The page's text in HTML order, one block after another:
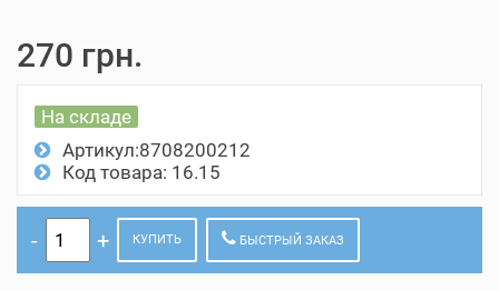
270 грн.
На складе
Артикул:8708200212
Код товара: 16.15
КУПИТЬ БЫСТРЫЙ ЗАКАЗ